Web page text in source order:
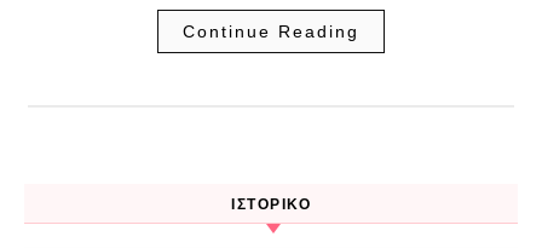
Continue Reading
ΙΣΤΟΡΙΚΌ